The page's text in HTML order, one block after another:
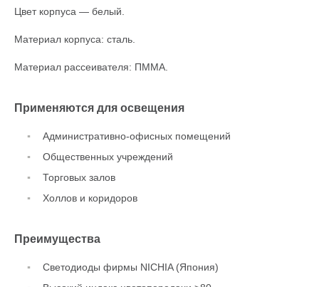
Цвет корпуса — белый.
Материал корпуса: сталь.
Материал рассеивателя: ПММА.
Применяются для освещения
Административно-офисных помещений
Общественных учреждений
Торговых залов
Холлов и коридоров
Преимущества
Светодиоды фирмы NICHIA (Япония)